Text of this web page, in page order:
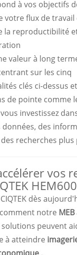
à vos objectifs
votre flux de
la reproductibilité
valeur à long
sur les cinq
clés ci-dessus
de pointe comme
vous investissez
données, des
recherches
vos
dès
notre
solutions peuvent
à atteindre